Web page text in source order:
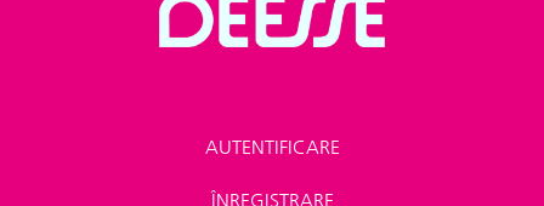
AUTENTIFICARE
ÎNREGISTRARE